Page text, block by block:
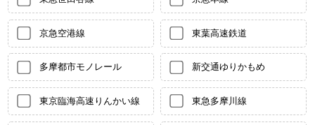
京急空港線 東葉高速鉄道
多摩都市モノレール 新交通ゆりかもめ
東京臨海高速りんかい線 東急多摩川線